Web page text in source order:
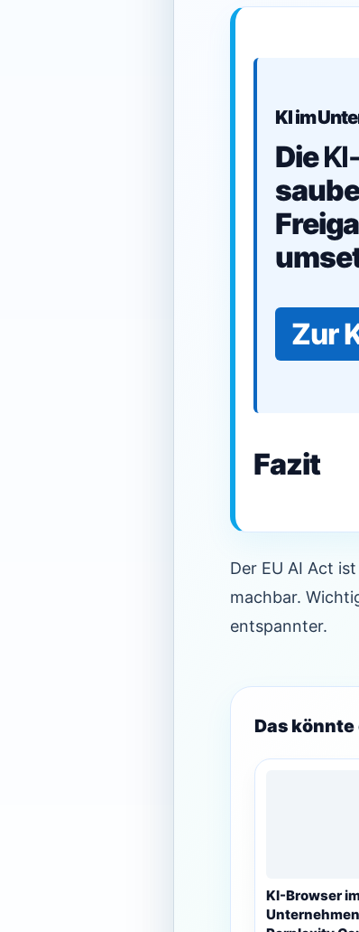
KI im
Die
Zur
Fazit
Der EU AI Act
machbar.
entspannter.
Das
KI-Browser